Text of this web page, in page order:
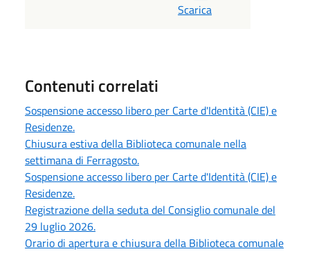
Scarica
Contenuti correlati
Sospensione accesso libero per Carte d'Identità (CIE) e
Residenze.
Chiusura estiva della Biblioteca comunale nella
settimana di Ferragosto.
Sospensione accesso libero per Carte d'Identità (CIE) e
Residenze.
Registrazione della seduta del Consiglio comunale del
29 luglio 2026.
Orario di apertura e chiusura della Biblioteca comunale